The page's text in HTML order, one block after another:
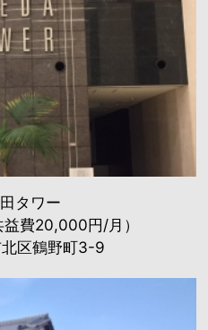
タワー
費20,000円/月）
区鶴野町3-9